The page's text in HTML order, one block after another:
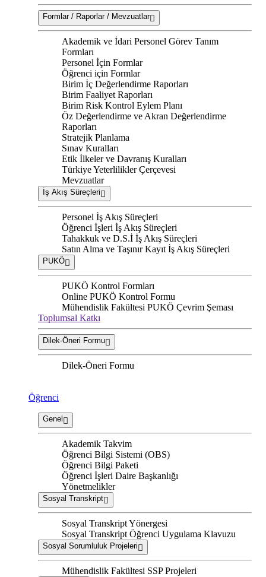
Formlar / Raporlar / Mevzuatlar
Akademik ve İdari Personel Görev Tanım
Formları
Personel İçin Formlar
Öğrenci için Formlar
Birim İç Değerlendirme Raporları
Birim Faaliyet Raporları
Birim Risk Kontrol Eylem Planı
Öz Değerlendirme ve Akran Değerlendirme
Raporları
Stratejik Planlama
Sınav Kuralları
Etik İlkeler ve Davranış Kuralları
Türkiye Yeterlilikler Çerçevesi
Mevzuatlar
İş Akış Süreçleri
Personel İş Akış Süreçleri
Öğrenci İşleri İş Akış Süreçleri
Tahakkuk ve D.S.İ İş Akış Süreçleri
Satın Alma ve Taşınır Kayıt İş Akış Süreçleri
PUKÖ
PUKÖ Kontrol Formları
Online PUKÖ Kontrol Formu
Mühendislik Fakültesi PUKÖ Çevrim Şeması
Toplumsal Katkı
Dilek-Öneri Formu
Dilek-Öneri Formu
Öğrenci
Genel
Akademik Takvim
Öğrenci Bilgi Sistemi (OBS)
Öğrenci Bilgi Paketi
Öğrenci İşleri Daire Başkanlığı
Yönetmelikler
Sosyal Transkript
Sosyal Transkript Yönergesi
Sosyal Transkript Öğrenci Uygulama Klavuzu
Sosyal Sorumluluk Projeleri
Mühendislik Fakültesi SSP Projeleri